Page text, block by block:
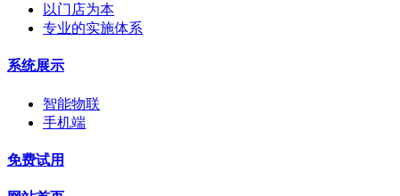
以门店为本
专业的实施体系
系统展示
智能物联
手机端
免费试用